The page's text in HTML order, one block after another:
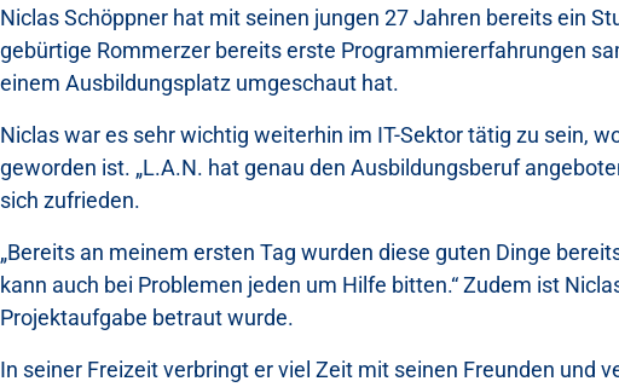
Niclas Schöppner hat mit seinen jungen 27 Jahren bereits ein
gebürtige Rommerzer bereits erste Programmiererfahrungen
einem Ausbildungsplatz umgeschaut hat.
Niclas war es sehr wichtig weiterhin im IT-Sektor tätig zu sein,
geworden ist. „L.A.N. hat genau den Ausbildungsberuf
sich zufrieden.
„Bereits an meinem ersten Tag wurden diese guten Dinge
kann auch bei Problemen jeden um Hilfe bitten.“ Zudem ist
Projektaufgabe betraut wurde.
In seiner Freizeit verbringt er viel Zeit mit seinen Freunden und